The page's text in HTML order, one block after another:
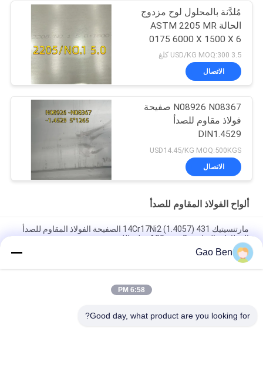
مُلدَّنة بالمحلول لوح مزدوج
الحالة ASTM 2205 MR
0175 6000 X 1500 X 6
Thk
3.5 USD/KG MOQ:300 كلغ
الاتصال
N08926 N08367 صفيحة
فولاذ مقاوم للصدأ
DIN1.4529
USD14.45/KG MOQ:500KGS
الاتصال
ألواح الفولاذ المقاوم للصدأ
مارتنسيتيك 14Cr17Ni2 (1.4057) 431 الصفيحة الفولاذ المقاوم للصدأ
المطاطية الساخنة 8-100mm قطع بالليزر
8MM X 1500 X 6000MM
Gao Ben
6:58 PM
Good day, what product are you looking for?